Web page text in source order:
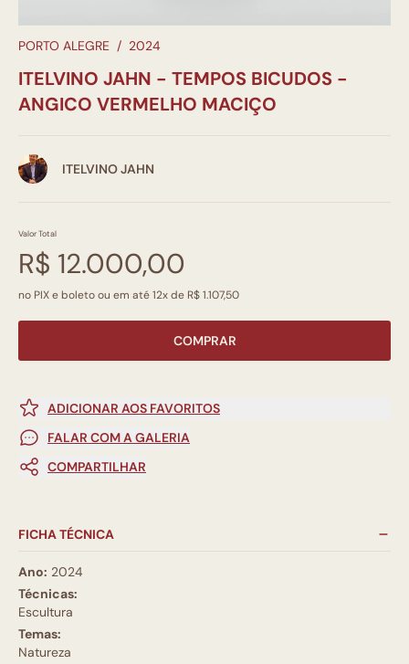
PORTO ALEGRE / 2024
ITELVINO JAHN - TEMPOS BICUDOS -
ANGICO VERMELHO MACIÇO
ITELVINO JAHN
Valor Total
R$ 12.000,00
no PIX e boleto ou em até 12x de R$ 1.107,50
COMPRAR
ADICIONAR AOS FAVORITOS
FALAR COM A GALERIA
COMPARTILHAR
FICHA TÉCNICA
Ano: 2024
Técnicas:
Escultura
Temas:
Natureza